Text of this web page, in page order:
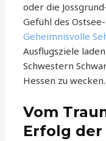
oder die
Gefühl des
Geheimnisvolle
Ausflugsziele
Schwestern
Hessen zu wecken.
Vom
Erfolg der